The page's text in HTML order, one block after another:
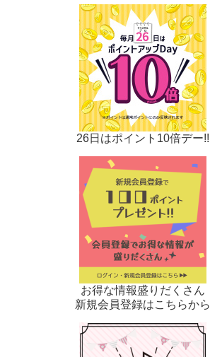
26日はポイント10倍デー!!
お得な情報盛りだくさん
新規会員登録はこちらから